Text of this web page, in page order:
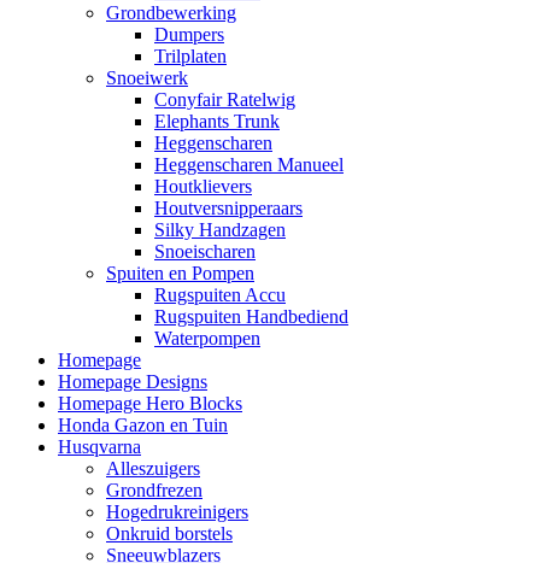
Grondbewerking
Dumpers
Trilplaten
Snoeiwerk
Conyfair Ratelwig
Elephants Trunk
Heggenscharen
Heggenscharen Manueel
Houtklievers
Houtversnipperaars
Silky Handzagen
Snoeischaren
Spuiten en Pompen
Rugspuiten Accu
Rugspuiten Handbediend
Waterpompen
Homepage
Homepage Designs
Homepage Hero Blocks
Honda Gazon en Tuin
Husqvarna
Alleszuigers
Grondfrezen
Hogedrukreinigers
Onkruid borstels
Sneeuwblazers